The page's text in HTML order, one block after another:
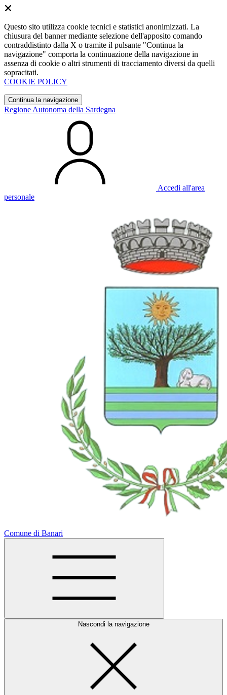
Questo sito utilizza cookie tecnici e statistici anonimizzati. La
chiusura del banner mediante selezione dell'apposito comando
contraddistinto dalla X o tramite il pulsante "Continua la
navigazione" comporta la continuazione della navigazione in
assenza di cookie o altri strumenti di tracciamento diversi da quelli
sopracitati.
COOKIE POLICY
Continua la navigazione
Regione Autonoma della Sardegna
Accedi all'area
personale
Comune di Banari
Nascondi la navigazione